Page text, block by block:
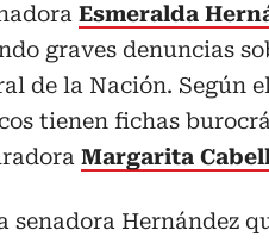
Esmeralda
graves denuncias
de la Nación. Según
tienen fichas
Margarita
senadora Hernández